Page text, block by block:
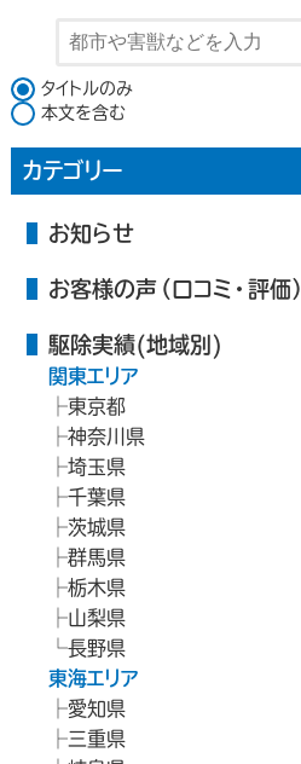
検索対象
タイトルのみ
本文を含む
カテゴリー
お知らせ
お客様の声（口コミ・評価）
駆除実績(地域別)
関東エリア
東京都
神奈川県
埼玉県
千葉県
茨城県
群馬県
栃木県
山梨県
長野県
東海エリア
愛知県
三重県